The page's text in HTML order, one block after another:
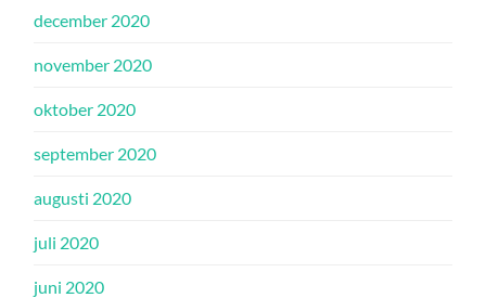
december 2020
november 2020
oktober 2020
september 2020
augusti 2020
juli 2020
juni 2020